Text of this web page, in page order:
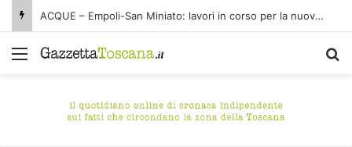
ACQUE – Empoli-San Miniato: lavori in corso per la nuova condotta fognaria Pagnana-Cuoiodepur
Menu